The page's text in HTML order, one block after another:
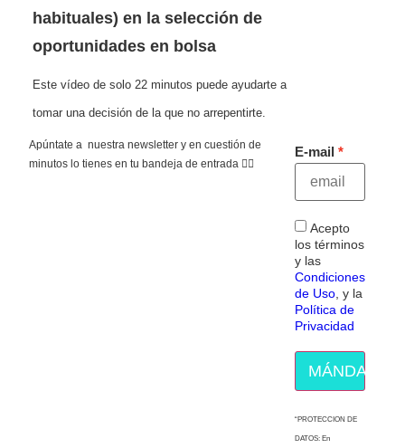
habituales) en la selección de
oportunidades en bolsa
Este vídeo de solo 22 minutos puede ayudarte a
tomar una decisión de la que no arrepentirte.
Apúntate a nuestra newsletter y en cuestión de
minutos lo tienes en tu bandeja de entrada 👇🏻
E-mail
Acepto
los términos
y las
Condiciones
de Uso, y la
Política de
Privacidad
MÁNDAME
“PROTECCION DE
DATOS: En